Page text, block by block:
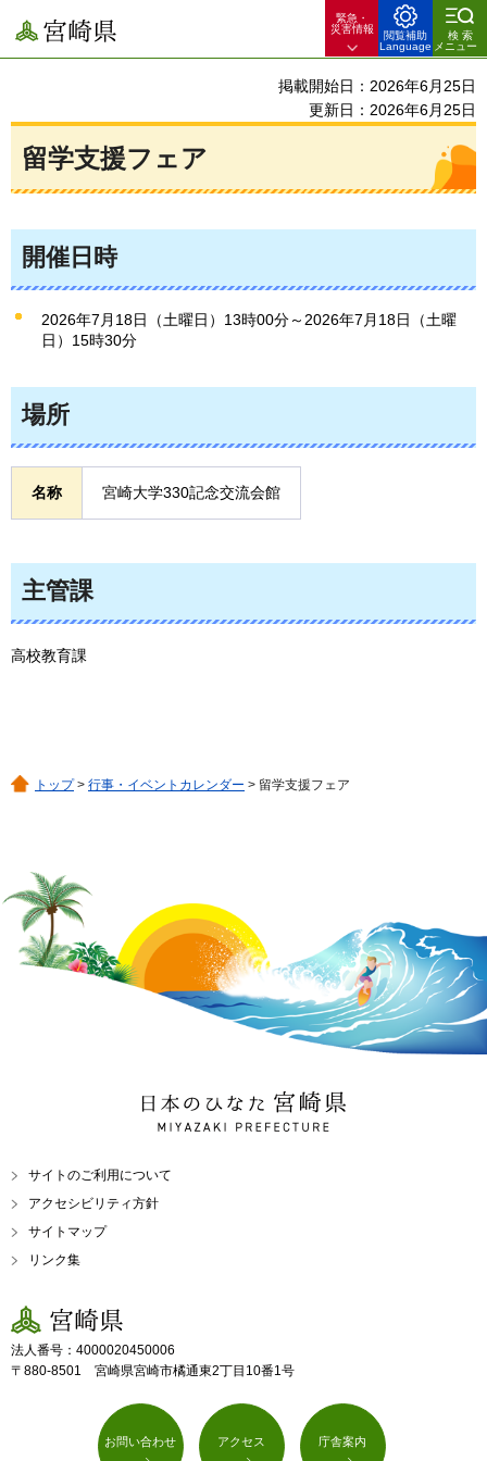
宮崎県
緊急・
災害情報
閲覧補助
Language
検索
メニュー
掲載開始日：2026年6月25日
更新日：2026年6月25日
留学支援フェア
開催日時
2026年7月18日（土曜日）13時00分～2026年7月18日（土曜
日）15時30分
場所
名称 宮崎大学330記念交流会館
主管課
高校教育課
トップ> 行事・イベントカレンダー > 留学支援フェア
日本のひなた 宮崎県
MIYAZAKI PREFECTURE
サイトのご利用について
アクセシビリティ方針
サイトマップ
リンク集
宮崎県
法人番号：4000020450006
〒880-8501 宮崎県宮崎市橘通東2丁目10番1号
お問い合わせ アクセス 庁舎案内